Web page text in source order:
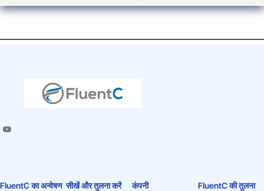
FluentC का अन्वेषण सीखें और तुलना करें कंपनी
FluentC की तुलना